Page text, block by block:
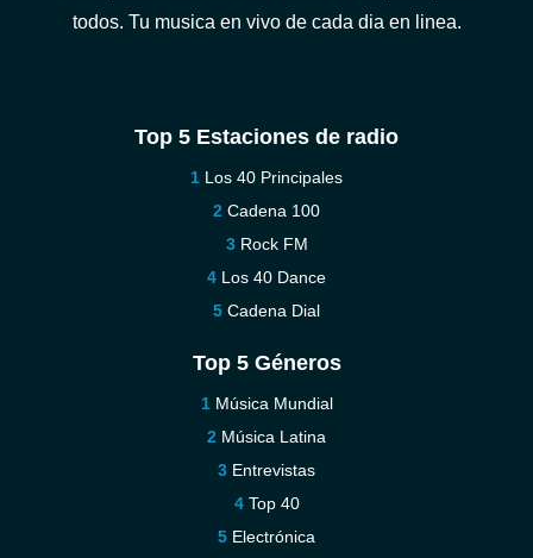
todos. Tu musica en vivo de cada dia en linea.
Top 5 Estaciones de radio
Los 40 Principales
Cadena 100
Rock FM
Los 40 Dance
Cadena Dial
Top 5 Géneros
Música Mundial
Música Latina
Entrevistas
Top 40
Electrónica